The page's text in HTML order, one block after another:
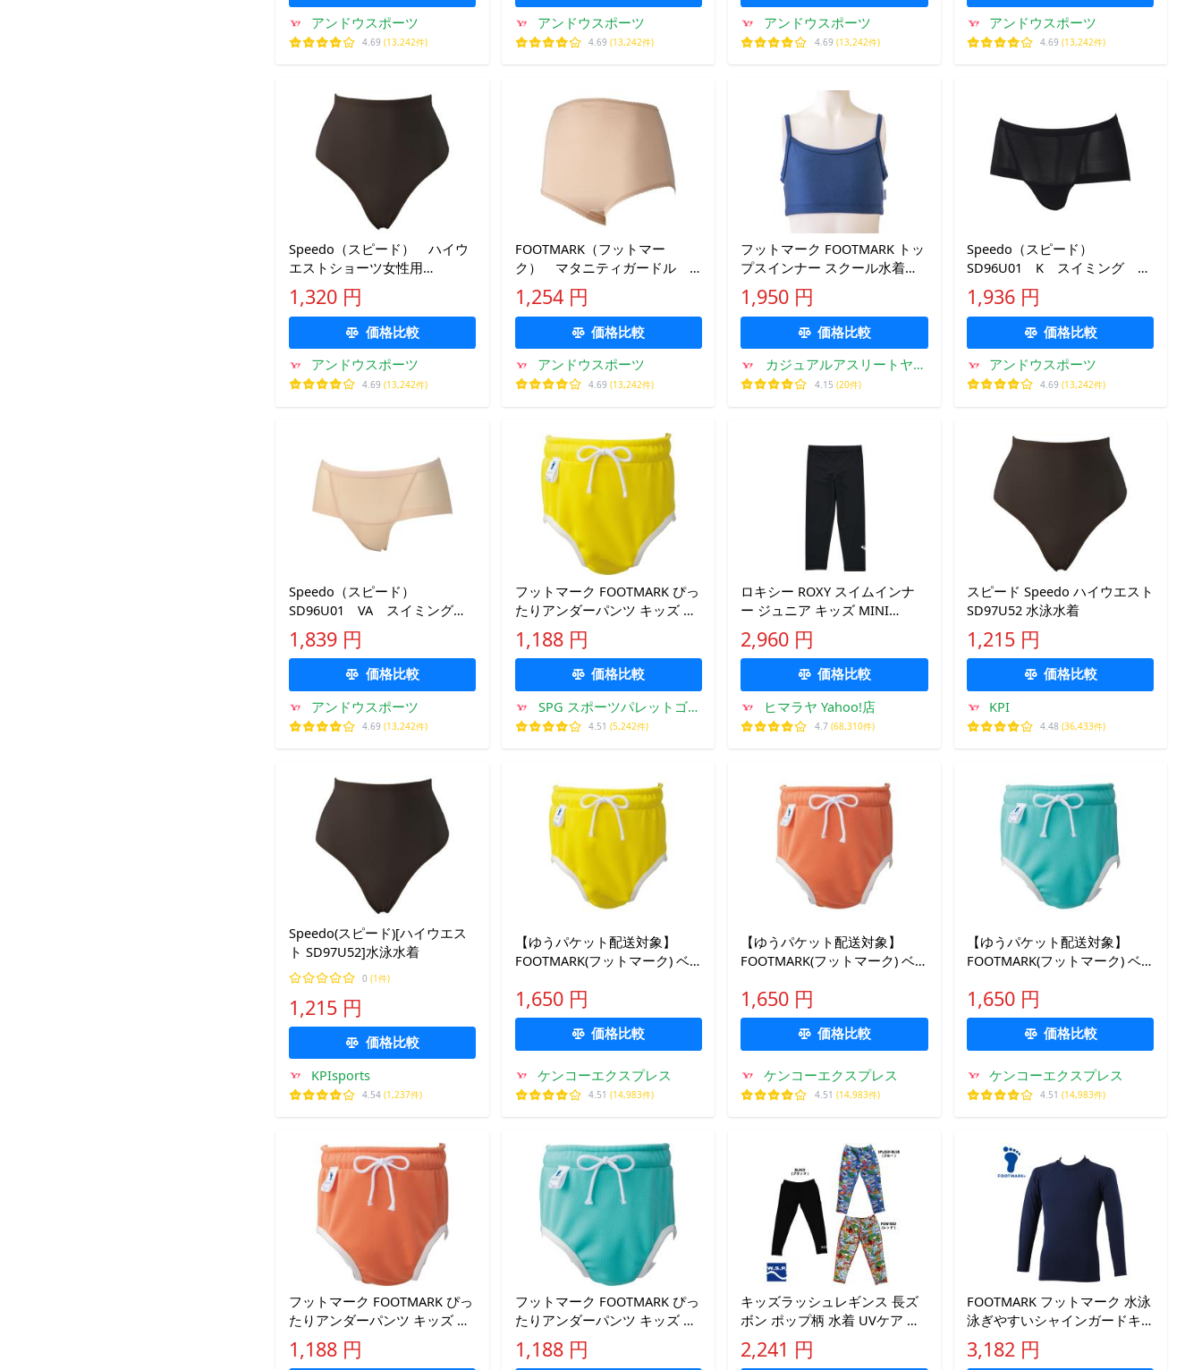
アンドウスポーツ
4.69 (13,242件)
アンドウスポーツ
4.69 (13,242件)
アンドウスポーツ
4.69 (13,242件)
アンドウスポーツ
4.69 (13,242件)
Speedo（スピード） ハイウ
エストショーツ女性用
SD97U52 SD97U52 スイミ
ング 水着 13SS
1,320 円
価格比較
アンドウスポーツ
4.69 (13,242件)
FOOTMARK（フットマー
ク） マタニティガードル
201593 スイミング 水着
15SS
1,254 円
価格比較
アンドウスポーツ
4.69 (13,242件)
フットマーク FOOTMARK トッ
プスインナー スクール水着専
用 男女共用 ガールズ ボーイズ
水泳 スイム ジェンダーレス水
着 別売差し込みパッド対応 学
1,950 円
価格比較
カジュアルアスリートヤフ
ー店
4.15 (20件)
Speedo（スピード）
SD96U01 K スイミング レ
ディース ボックスショーツ
16FW
1,936 円
価格比較
アンドウスポーツ
4.69 (13,242件)
Speedo（スピード）
SD96U01 VA スイミング
レディース ボックスショー
ツ 16FW
1,839 円
価格比較
アンドウスポーツ
4.69 (13,242件)
フットマーク FOOTMARK ぴっ
たりアンダーパンツ キッズ ベ
ビー 女児 男児 赤ちゃん 幼児
水着 水泳 ベビースイミング 水
遊び 防水 海 プール パンツ
1,188 円
価格比較
SPG スポーツパレットゴト
ウ
4.51 (5,242件)
ロキシー ROXY スイムインナ
ー ジュニア キッズ MINI
BREAK POINT ラッシュレギン
ス TLY261110-BLK2 【国内正規
品】
2,960 円
価格比較
ヒマラヤ Yahoo!店
4.7 (68,310件)
スピード Speedo ハイウエスト
SD97U52 水泳水着
1,215 円
価格比較
KPI
4.48 (36,433件)
Speedo(スピード)[ハイウエス
ト SD97U52]水泳水着
0 (1件)
1,215 円
価格比較
KPIsports
4.54 (1,237件)
【ゆうパケット配送対象】
FOOTMARK(フットマーク) ベ
カラー:イエロー キッズ インナ
ー250234(ポスト投函 追跡あり
メール便)
1,650 円
価格比較
ケンコーエクスプレス
4.51 (14,983件)
【ゆうパケット配送対象】
FOOTMARK(フットマーク) ベ
カラー:オレンジ キッズ ベビー
幼児 インナー パンツ
250234(ポスト投函 追
1,650 円
価格比較
ケンコーエクスプレス
4.51 (14,983件)
【ゆうパケット配送対象】
FOOTMARK(フットマーク) ベ
カラー:ミント キッズ ベビー
幼児 インナー パンツ
250234(ポスト投函 追跡
1,650 円
価格比較
ケンコーエクスプレス
4.51 (14,983件)
フットマーク FOOTMARK ぴっ
たりアンダーパンツ キッズ ベ
ビー 女児 男児 赤ちゃん 幼児
水着 水泳 ベビースイミング 水
1,188 円
フットマーク FOOTMARK ぴっ
たりアンダーパンツ キッズ ベ
ビー 女児 男児 赤ちゃん 幼児
水着 水泳 ベビースイミング 水
1,188 円
キッズラッシュレギンス 長ズ
ボン ポップ柄 水着 UVケア ジ
ュニア ブラック ブルー レッド
UPF50 W.S.P. Sun Suits ダブル
2,241 円
FOOTMARK フットマーク 水泳
泳ぎやすいシャインガードキ
ッズ 101630-08 メール便送料
無料 返品不可
3,182 円